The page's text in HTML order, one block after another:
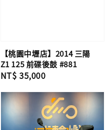
【桃園中壢店】2014 三陽
Z1 125 前碟後鼓 #881
Regular
NT$ 35,000